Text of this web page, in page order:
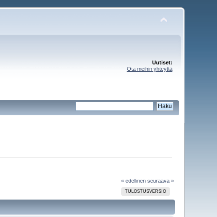
Uutiset:
Ota meihin yhteyttä
« edellinen seuraava »
TULOSTUSVERSIO